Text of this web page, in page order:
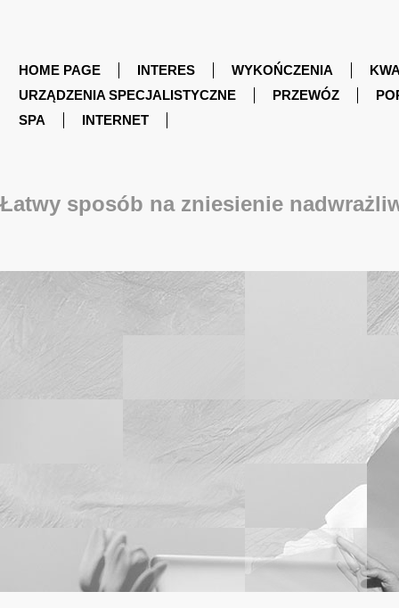
HOME PAGE INTERES WYKOŃCZENIA
URZĄDZENIA SPECJALISTYCZNE
PRZEWÓZ
SPA
INTERNET
Łatwy sposób na zniesienie